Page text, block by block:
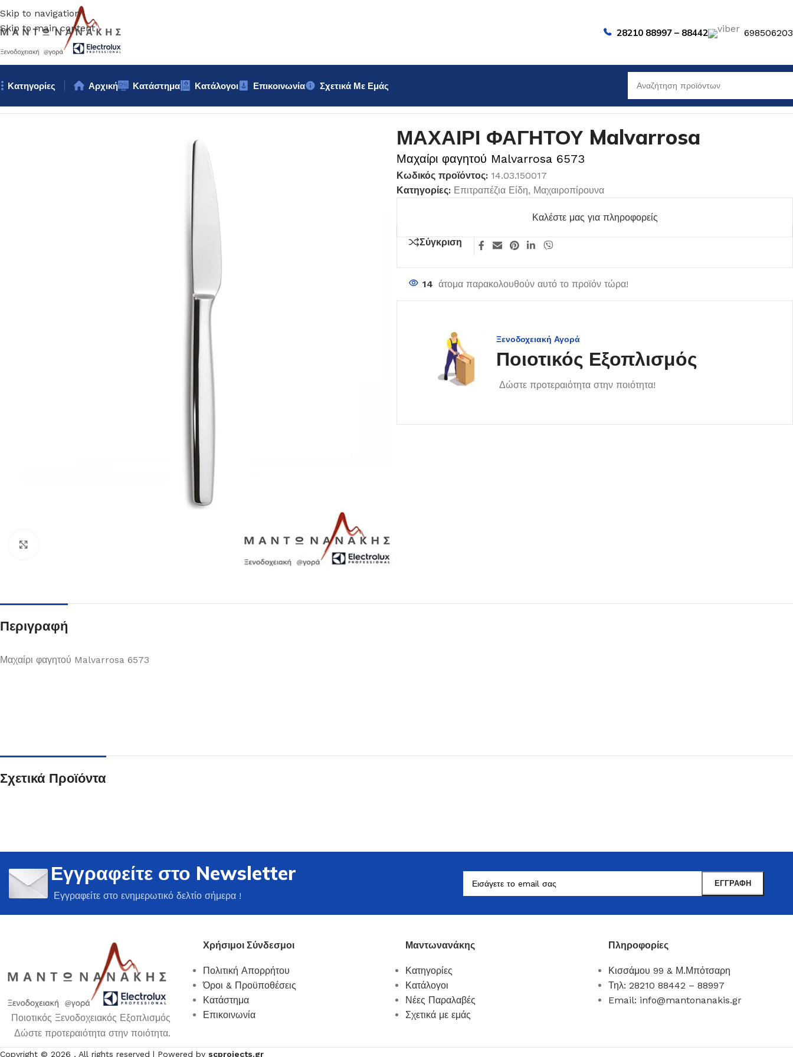
Skip to navigation
Skip to main content
28210 88997 – 88442
Κατηγορίες
Ποτήρια Βοηθητικά Σκεύη
Επιτραπέζια Είδη
Ότι χρειάζεστε εδώ !
Αρχική Κατάστημα Κατάλογοι Επικοινωνία
Σχετικά Με Εμάς
ΜΑΧΑΙΡΙ ΦΑΓΗΤΟΥ Malvarrosa
Μαχαίρι φαγητού Malvarrosa 6573
Κωδικός προϊόντος: 14.03.150017
Κατηγορίες: Επιτραπέζια Είδη, Μαχαιροπίρουνα
Καλέστε μας για πληροφορείς
Σύγκριση
14 άτομα παρακολουθούν αυτό το προϊόν τώρα!
Ξενοδοχειακή Αγορά
Ποιοτικός Εξοπλισμός
Δώστε προτεραιότητα στην ποιότητα!
Περιγραφή
Μαχαίρι φαγητού Malvarrosa 6573
Σχετικά Προϊόντα
Εγγραφείτε στο Newsletter
Εγγραφείτε στο ενημερωτικό δελτίο σήμερα !
Ποιοτικός Ξενοδοχειακός Εξοπλισμός
Δώστε προτεραιότητα στην ποιότητα.
Χρήσιμοι Σύνδεσμοι
Πολιτική Απορρήτου
Όροι & Προϋποθέσεις
Κατάστημα
Επικοινωνία
Μαντωνανάκης
Κατηγορίες
Κατάλογοι
Νέες Παραλαβές
Σχετικά με εμάς
Πληροφορίες
Κισσάμου 99 & Μ.Μπότσαρη
Τηλ: 28210 88442 – 88997
Email: info@mantonanakis.gr
Copyright © 2026 , All rights reserved | Powered by scprojects.gr